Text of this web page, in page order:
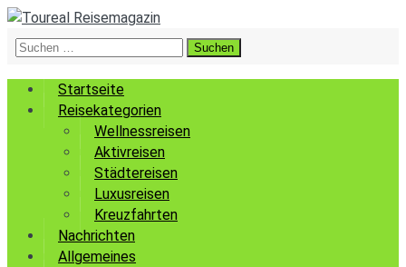
Suchen
Startseite
Reisekategorien
Wellnessreisen
Aktivreisen
Städtereisen
Luxusreisen
Kreuzfahrten
Nachrichten
Allgemeines